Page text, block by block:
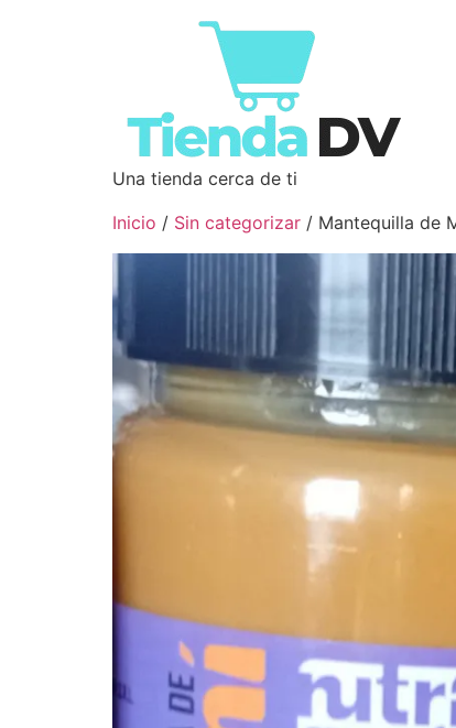
Una tienda cerca de ti
Inicio / Sin categorizar / Mantequilla de